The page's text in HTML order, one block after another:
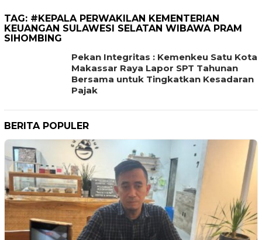
TAG: #KEPALA PERWAKILAN KEMENTERIAN
KEUANGAN SULAWESI SELATAN WIBAWA PRAM
SIHOMBING
Pekan Integritas : Kemenkeu Satu Kota
Makassar Raya Lapor SPT Tahunan
Bersama untuk Tingkatkan Kesadaran
Pajak
BERITA POPULER